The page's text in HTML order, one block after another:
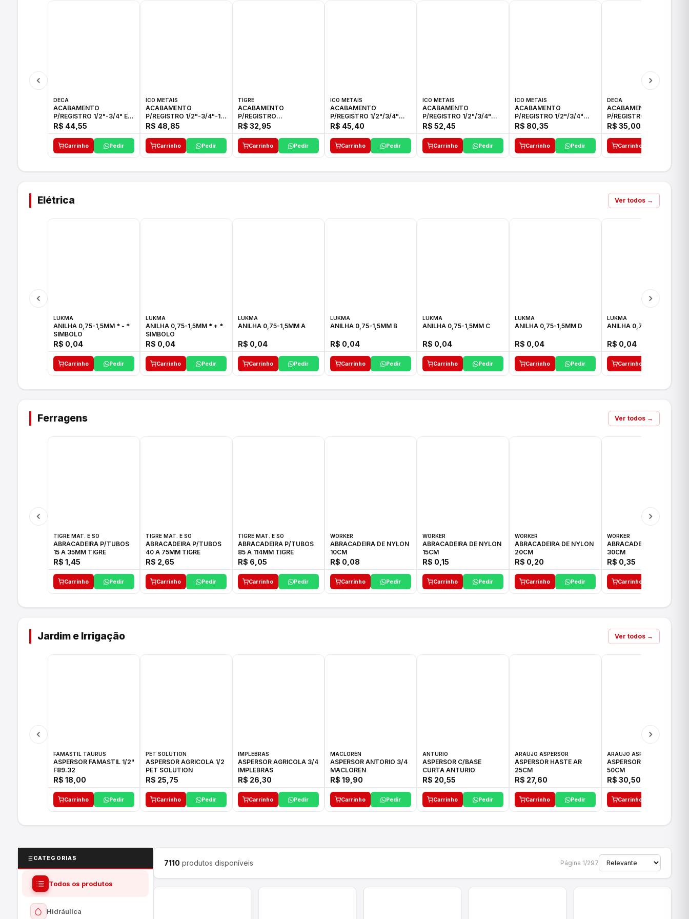
DECA
ACABAMENTO
P/REGISTRO 1/2"-3/4" E
1"C21.PQ DECA
R$ 44,55
Carrinho Pedir
ICO METAIS
ACABAMENTO
P/REGISTRO 1/2"-3/4"-1"
ACB M CS 33 ICO
R$ 48,85
Carrinho Pedir
TIGRE
ACABAMENTO
P/REGISTRO
1/2"-3/4"-1"ELLA CROSS
R$ 32,95
Carrinho Pedir
ICO METAIS
ACABAMENTO
P/REGISTRO 1/2"/3/4"
1416 ACB 33 E ICO
R$ 45,40
Carrinho Pedir
ICO METAIS
ACABAMENTO
P/REGISTRO 1/2"/3/4"
1416 C-50 ICO
R$ 52,45
Carrinho Pedir
ICO METAIS
ACABAMENTO
P/REGISTRO 1/2"/3/4"
ACB CS ALV E ICO
R$ 80,35
Carrinho Pedir
DECA
ACABAMENTO
P/REGISTRO 1/2"/3/4" C-
35 DECA
R$ 35,00
Carrinho
Elétrica Ver todos →
LUKMA
ANILHA 0,75-1,5MM * - *
SIMBOLO
R$ 0,04
Carrinho Pedir
LUKMA
ANILHA 0,75-1,5MM * + *
SIMBOLO
R$ 0,04
Carrinho Pedir
LUKMA
ANILHA 0,75-1,5MM A
R$ 0,04
Carrinho Pedir
LUKMA
ANILHA 0,75-1,5MM B
R$ 0,04
Carrinho Pedir
LUKMA
ANILHA 0,75-1,5MM C
R$ 0,04
Carrinho Pedir
LUKMA
ANILHA 0,75-1,5MM D
R$ 0,04
Carrinho Pedir
LUKMA
ANILHA 0,75-1,5MM E
R$ 0,04
Carrinho
Ferragens Ver todos →
TIGRE MAT. E SO
ABRACADEIRA P/TUBOS
15 A 35MM TIGRE
R$ 1,45
Carrinho Pedir
TIGRE MAT. E SO
ABRACADEIRA P/TUBOS
40 A 75MM TIGRE
R$ 2,65
Carrinho Pedir
TIGRE MAT. E SO
ABRACADEIRA P/TUBOS
85 A 114MM TIGRE
R$ 6,05
Carrinho Pedir
WORKER
ABRACADEIRA DE NYLON
10CM
R$ 0,08
Carrinho Pedir
WORKER
ABRACADEIRA DE NYLON
15CM
R$ 0,15
Carrinho Pedir
WORKER
ABRACADEIRA DE NYLON
20CM
R$ 0,20
Carrinho Pedir
WORKER
ABRACADEIRA DE NYLON
30CM
R$ 0,35
Carrinho
Jardim e Irrigação Ver todos →
FAMASTIL TAURUS
ASPERSOR FAMASTIL 1/2"
F89.32
R$ 18,00
Carrinho Pedir
PET SOLUTION
ASPERSOR AGRICOLA 1/2
PET SOLUTION
R$ 25,75
Carrinho Pedir
IMPLEBRAS
ASPERSOR AGRICOLA 3/4
IMPLEBRAS
R$ 26,30
Carrinho Pedir
MACLOREN
ASPERSOR ANTORIO 3/4
MACLOREN
R$ 19,90
Carrinho Pedir
ANTURIO
ASPERSOR C/BASE
CURTA ANTURIO
R$ 20,55
Carrinho Pedir
ARAUJO ASPERSOR
ASPERSOR HASTE AR
25CM
R$ 27,60
Carrinho Pedir
ARAUJO ASPERSOR
ASPERSOR HASTE AR
50CM
R$ 30,50
Carrinho
CATEGORIAS
Todos os produtos
Hidráulica
7110 produtos disponíveis Página 1/297